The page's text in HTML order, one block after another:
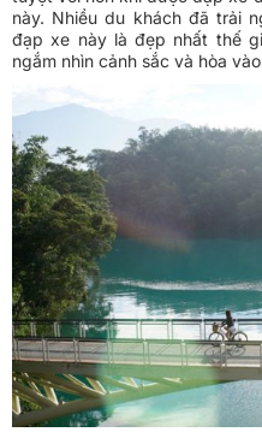
này. Nhiều du khách đã trải
đạp xe này là đẹp nhất thế
ngắm nhìn cảnh sắc và hòa